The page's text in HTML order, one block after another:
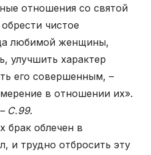
отношения со святой
чистое
любимой женщины,
улучшить характер
его совершенным, –
в отношении их».
С.99.
брак облечен в
и трудно отбросить эту